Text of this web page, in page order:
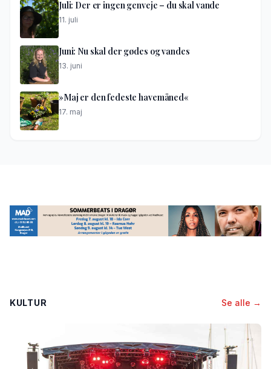
Juli: Der er ingen genveje – du skal vande
11. juli
Juni: Nu skal der gødes og vandes
13. juni
»Maj er den fedeste havemåned«
17. maj
KULTUR Se alle →